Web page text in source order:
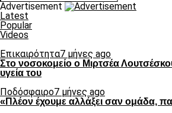
Advertisement
Latest
Popular
Videos
Επικαιρότητα7 μήνες ago
Στο νοσοκομείο ο Μιρτσέα
υγεία του
Ποδόσφαιρο7 μήνες ago
«Πλέον έχουμε αλλάξει σαν ομάδα,